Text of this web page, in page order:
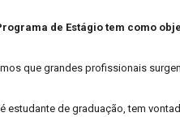
de Estágio tem como
que grandes profissionais
estudante de graduação, tem